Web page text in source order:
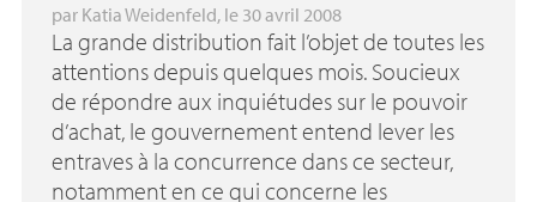
par Katia Weidenfeld, le 30 avril 2008
La grande distribution fait l’objet de toutes les
attentions depuis quelques mois. Soucieux
de répondre aux inquiétudes sur le pouvoir
d’achat, le gouvernement entend lever les
entraves à la concurrence dans ce secteur,
notamment en ce qui concerne les